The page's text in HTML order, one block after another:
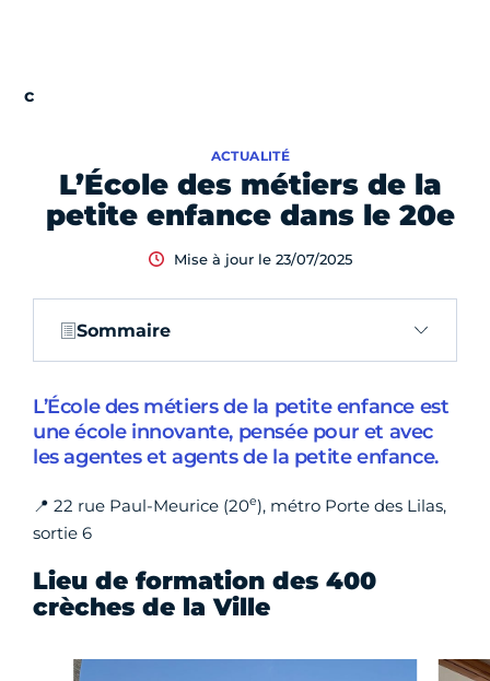
L’École des métiers de la
petite enfance dans le 20e
ACTUALITÉ
Mise à jour le 23/07/2025
Sommaire
L’École des métiers de la petite enfance est
une école innovante, pensée pour et avec
les agentes et agents de la petite enfance.
📍 22 rue Paul-Meurice (20e), métro Porte des Lilas,
sortie 6
Lieu de formation des 400
crèches de la Ville